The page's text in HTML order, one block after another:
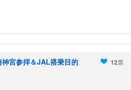
神宮参拝＆JAL搭乗目的
12票